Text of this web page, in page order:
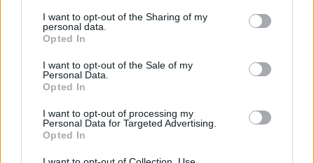
I want to opt-out of the Sharing of my
personal data.
Opted In
I want to opt-out of the Sale of my
Personal Data.
Opted In
I want to opt-out of processing my
Personal Data for Targeted Advertising.
Opted In
7/08/2026